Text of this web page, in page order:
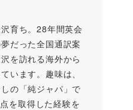
育ち。28年間英会
だった全国通訳案
を訪れる海外から
います。趣味は、
の「純ジャパ」で
を取得した経験を